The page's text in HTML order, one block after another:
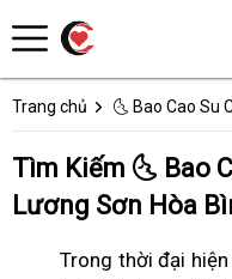
Trang chủ 🌜 Bao Cao Su
Tìm Kiếm 🌜 Bao
Lương Sơn Hòa
Trong thời đại hiện